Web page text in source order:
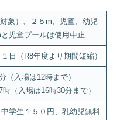
象）、２５m、児童、幼児
児童プールは使用中止
日（R8年度より期間短縮）
（入場は12時まで）
（入場は16時30分まで）
学生１５０円、乳幼児無料